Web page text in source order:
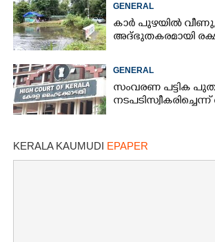
GENERAL
കാർ പുഴയിൽ
അദ്ഭുതകരമായി
GENERAL
സംവരണ പട്ടിക
നടപടി
KERALA KAUMUDI EPAPER